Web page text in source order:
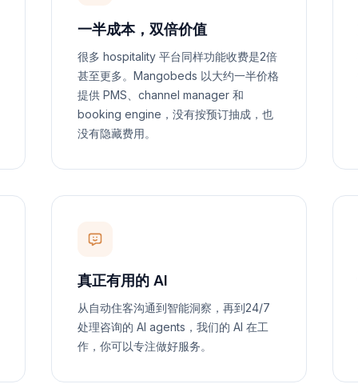
一半成本，双倍价值
很多 hospitality 平台同样功能收费是2倍
甚至更多。Mangobeds 以大约一半价格
提供 PMS、channel manager 和
booking engine，没有按预订抽成，也
没有隐藏费用。
真正有用的 AI
从自动住客沟通到智能洞察，再到24/7
处理咨询的 AI agents，我们的 AI 在工
作，你可以专注做好服务。